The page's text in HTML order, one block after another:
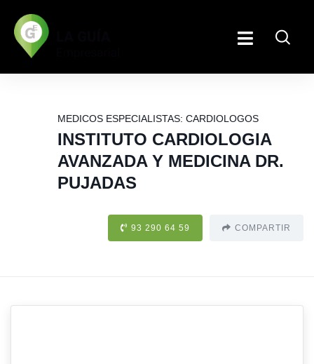
MEDICOS ESPECIALISTAS: CARDIOLOGOS
INSTITUTO CARDIOLOGIA
AVANZADA Y MEDICINA DR.
PUJADAS
93 290 64 59 COMPARTIR